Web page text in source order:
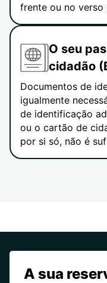
frente ou no verso
O seu
cidadão
Documentos de
igualmente
de identificação
ou o cartão de
por si só, não é
A sua